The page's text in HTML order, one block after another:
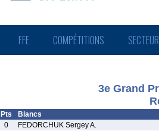
FFE COMPÉTITIONS
3e Grand
Pts
Blancs
0
FEDORCHUK Sergey A.